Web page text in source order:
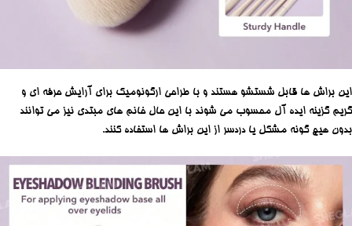
این براش ها قابل شستشو هستند و با طراحی ارگونومیک برای آرایش حرفه‌ ای و
گریم گزینه ایده آل محسوب می شوند با این حال خانم های مبتدی نیز می توانند
بدون هیچ گونه مشکل یا دردسر از این براش ها استفاده کنند.